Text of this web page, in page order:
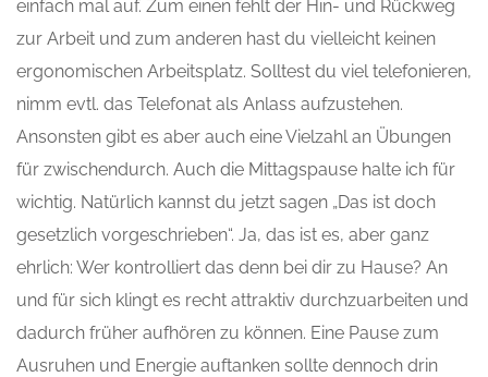
einfach mal auf. Zum einen fehlt der Hin- und Rückweg
zur Arbeit und zum anderen hast du vielleicht keinen
ergonomischen Arbeitsplatz. Solltest du viel telefonieren,
nimm evtl. das Telefonat als Anlass aufzustehen.
Ansonsten gibt es aber auch eine Vielzahl an Übungen
für zwischendurch. Auch die Mittagspause halte ich für
wichtig. Natürlich kannst du jetzt sagen „Das ist doch
gesetzlich vorgeschrieben“. Ja, das ist es, aber ganz
ehrlich: Wer kontrolliert das denn bei dir zu Hause? An
und für sich klingt es recht attraktiv durchzuarbeiten und
dadurch früher aufhören zu können. Eine Pause zum
Ausruhen und Energie auftanken sollte dennoch drin